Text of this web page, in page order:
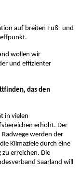
auf breiten Fuß- und
wollen wir
und effizienter
das den
in vielen
erhöht. Der
werden der
Klimaziele durch eine
erreichen. Die
Saarland will